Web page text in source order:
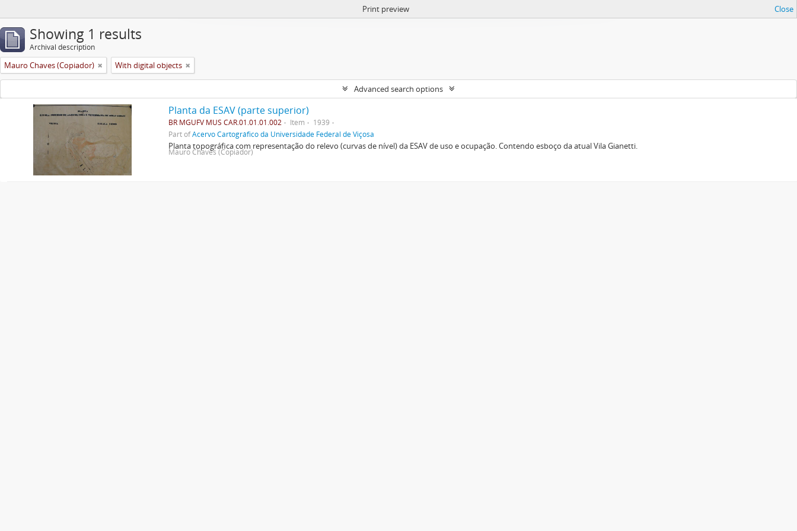
Print preview Close
Showing 1 results
Archival description
Mauro Chaves (Copiador) With digital objects
Advanced search options
Planta da ESAV (parte superior)
BR MGUFV MUS CAR.01.01.01.002 Item
1939
Part ofAcervo Cartográfico da Universidade Federal de Viçosa
Planta topográfica com representação do relevo (curvas de nível) da ESAV de uso e ocupação. Contendo esboço da atual Vila Gianetti.
Mauro Chaves (Copiador)